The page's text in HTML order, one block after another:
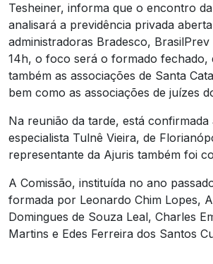
Tesheiner, informa que o encontro
analisará a previdência privada
administradoras Bradesco, BrasilPrev
14h, o foco será o formado fechado,
também as associações de Santa
bem como as associações de juízes
Na reunião da tarde, está confirmada
especialista Tulnê Vieira, de
representante da Ajuris também foi
A Comissão, instituída no ano
formada por Leonardo Chim Lopes,
Domingues de Souza Leal, Charles
Martins e Edes Ferreira dos Santos